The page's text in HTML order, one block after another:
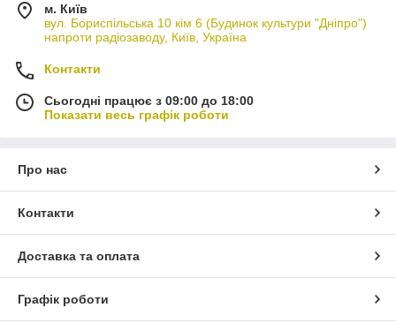
м. Київ
вул. Бориспільська 10 кім 6 (Будинок культури "Дніпро")
напроти радіозаводу, Київ, Україна
Контакти
Сьогодні працює з 09:00 до 18:00
Показати весь графік роботи
Про нас
Контакти
Доставка та оплата
Графік роботи